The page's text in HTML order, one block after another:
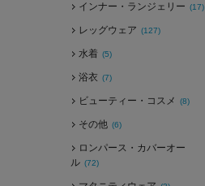
インナー・ランジェリー (17)
レッグウェア (127)
水着 (5)
浴衣 (7)
ビューティー・コスメ (8)
その他 (6)
ロンパース・カバーオー
ル (72)